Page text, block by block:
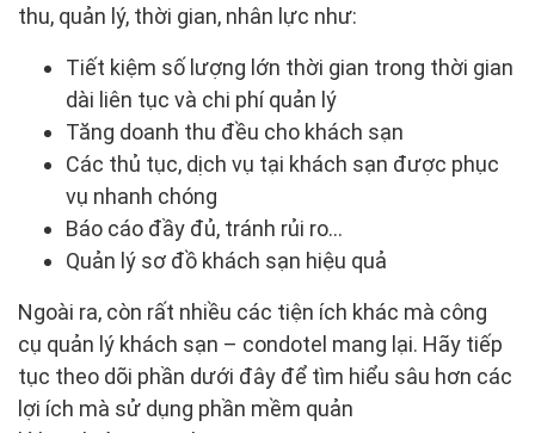
thu, quản lý, thời gian, nhân lực như:
Tiết kiệm số lượng lớn thời gian trong thời gian
dài liên tục và chi phí quản lý
Tăng doanh thu đều cho khách sạn
Các thủ tục, dịch vụ tại khách sạn được phục
vụ nhanh chóng
Báo cáo đầy đủ, tránh rủi ro…
Quản lý sơ đồ khách sạn hiệu quả
Ngoài ra, còn rất nhiều các tiện ích khác mà công
cụ quản lý khách sạn – condotel mang lại. Hãy tiếp
tục theo dõi phần dưới đây để tìm hiểu sâu hơn các
lợi ích mà sử dụng phần mềm quản